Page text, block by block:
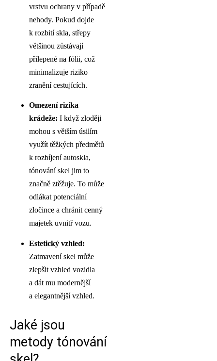
vrstvu ochrany v případě
nehody. Pokud dojde
k rozbití skla, střepy
většinou zůstávají
přilepené na fólii, což
minimalizuje riziko
zranění cestujících.
Omezení rizika
krádeže: I když zloději
mohou s větším úsilím
využít těžkých předmětů
k rozbíjení autoskla,
tónování skel jim to
značně ztěžuje. To může
odlákat potenciální
zločince a chránit cenný
majetek uvnitř vozu.
Estetický vzhled:
Zatmavení skel může
zlepšit vzhled vozidla
a dát mu modernější
a elegantnější vzhled.
Jaké jsou
metody tónování